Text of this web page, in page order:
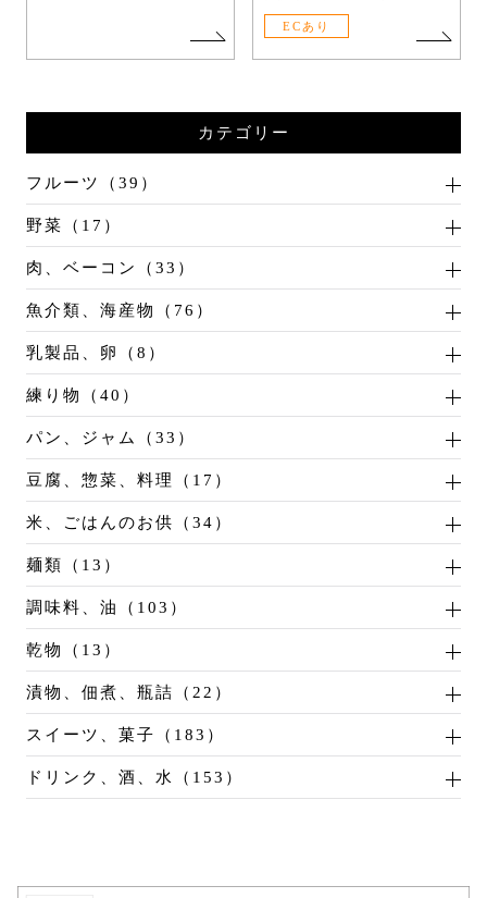
ECあり
カテゴリー
フルーツ（39）
野菜（17）
肉、ベーコン（33）
魚介類、海産物（76）
乳製品、卵（8）
練り物（40）
パン、ジャム（33）
豆腐、惣菜、料理（17）
米、ごはんのお供（34）
麺類（13）
調味料、油（103）
乾物（13）
漬物、佃煮、瓶詰（22）
スイーツ、菓子（183）
ドリンク、酒、水（153）